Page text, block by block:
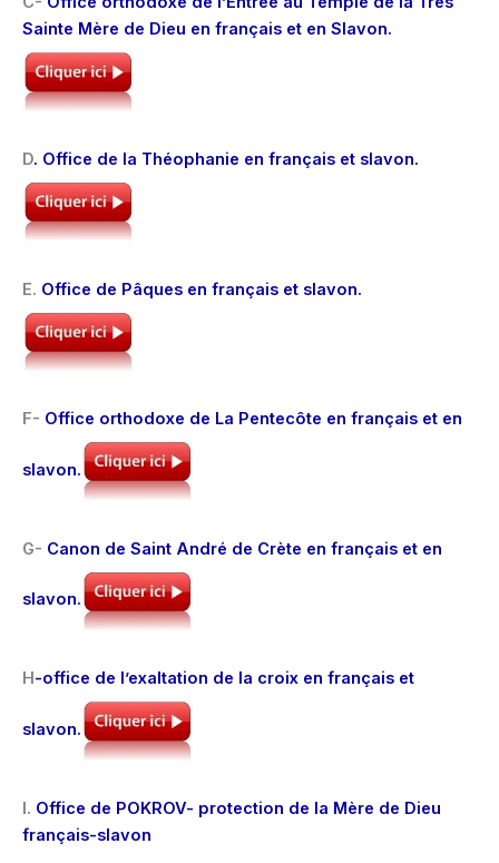
Sainte Mère de Dieu en français et en Slavon.
D. Office de la Théophanie en français et slavon.
E. Office de Pâques en français et slavon.
F- Office orthodoxe de La Pentecôte en français et en
slavon.
G- Canon de Saint André de Crète en français et en
slavon.
H -office de l’exaltation de la croix en français et
slavon.
I. Office de POKROV- protection de la Mère de Dieu
français-slavon